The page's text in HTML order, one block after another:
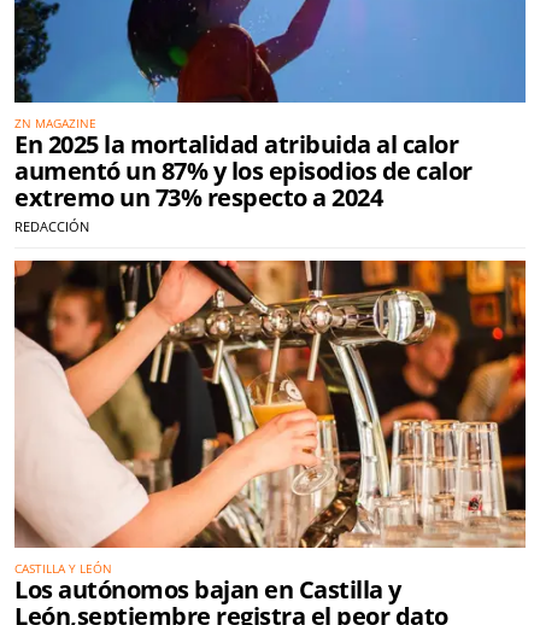
ZN MAGAZINE
En 2025 la mortalidad atribuida al calor
aumentó un 87% y los episodios de calor
extremo un 73% respecto a 2024
REDACCIÓN
CASTILLA Y LEÓN
Los autónomos bajan en Castilla y
León,septiembre registra el peor dato